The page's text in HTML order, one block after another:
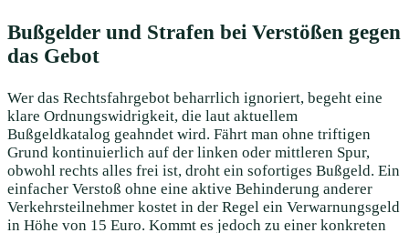
Bußgelder und Strafen bei Verstößen gegen
das Gebot
Wer das Rechtsfahrgebot beharrlich ignoriert, begeht eine
klare Ordnungswidrigkeit, die laut aktuellem
Bußgeldkatalog geahndet wird. Fährt man ohne triftigen
Grund kontinuierlich auf der linken oder mittleren Spur,
obwohl rechts alles frei ist, droht ein sofortiges Bußgeld. Ein
einfacher Verstoß ohne eine aktive Behinderung anderer
Verkehrsteilnehmer kostet in der Regel ein Verwarnungsgeld
in Höhe von 15 Euro. Kommt es jedoch zu einer konkreten